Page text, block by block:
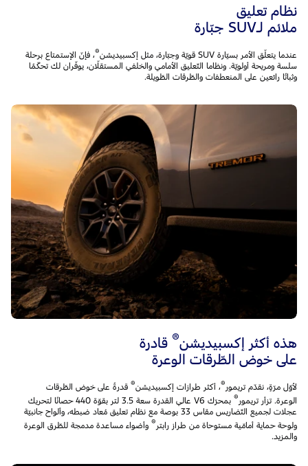
نظام تعليق
ملائم لـSUV جبّارة
عندما يتعلّق الأمر بسيّارة SUV قويّة وجبّارة، مثل إكسبيديشن ®، فإنّ الإستمتاع برحلة
سلسة ومريحة أولويّة. ونظاما التّعليق الأمامي والخلفي المستقلّان، يوفّران لك تحكّمًا
وثباتًا رائعين على المنعطفات والطّرقات الطّويلة.
هذه أكثر إكسبيديشن® قادرة
على خوض الطّرقات الوعرة
لأوّل مرّةٍ، نقدّم تريمور®، أكثر طرازات إكسبيديشن® قدرةً على خوض الطّرقات
الوعرة. تزأر تريمور®
بمحرّك V6 عالي القدرة سعة 3.5 لتر بقوّة 440 حصانًا لتحريك
عجلات لجميع التّضاريس مقاس 33 بوصة مع نظام تعليق مُعاد ضبطه، وألواح جانبيّة
ولوحة حماية أمامّية مستوحاة من طراز رابتر ® وأضواء مساعدة مدمجة للطّرق الوعرة
والمزيد.